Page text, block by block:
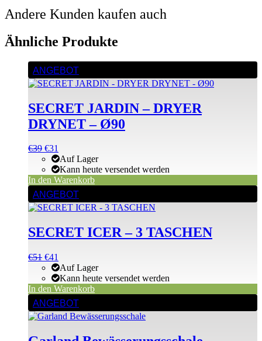
Andere Kunden kaufen auch
Ähnliche Produkte
ANGEBOT
SECRET JARDIN – DRYER
DRYNET – Ø90
Ursprünglicher
Preis
war:
€39
€39Aktueller
Preis
ist:
€39.
€31
Auf Lager
Kann heute versendet werden
In den Warenkorb
ANGEBOT
SECRET ICER – 3 TASCHEN
Ursprünglicher
Preis
war:
€52
€51Aktueller
Preis
ist:
€51.
€41
Auf Lager
Kann heute versendet werden
In den Warenkorb
ANGEBOT
Dieses
Produkt
weist